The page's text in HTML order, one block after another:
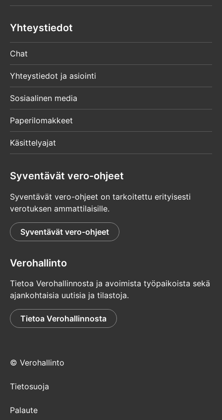
Yhteystiedot
Chat
Yhteystiedot ja asiointi
Sosiaalinen media
Paperilomakkeet
Käsittelyajat
Syventävät vero-ohjeet
Syventävät vero-ohjeet on tarkoitettu erityisesti
verotuksen ammattilaisille.
Syventävät vero-ohjeet
Verohallinto
Tietoa Verohallinnosta ja avoimista työpaikoista sekä
ajankohtaisia uutisia ja tilastoja.
Tietoa Verohallinnosta
© Verohallinto
Tietosuoja
Palaute